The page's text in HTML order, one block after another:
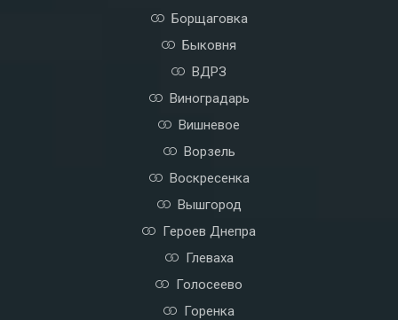
Борщаговка
Быковня
ВДРЗ
Виноградарь
Вишневое
Ворзель
Воскресенка
Вышгород
Героев Днепра
Глеваха
Голосеево
Горенка